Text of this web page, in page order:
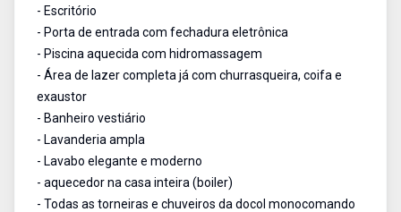
- Escritório
- Porta de entrada com fechadura eletrônica
- Piscina aquecida com hidromassagem
- Área de lazer completa já com churrasqueira, coifa e
exaustor
- Banheiro vestiário
- Lavanderia ampla
- Lavabo elegante e moderno
- aquecedor na casa inteira (boiler)
- Todas as torneiras e chuveiros da docol monocomando